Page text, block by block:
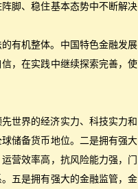
脚、稳住基本态势中不断解决
有机整体。中国特色金融发展
，在实践中继续探索完善，使
世界的经济实力、科技实力和
储备货币地位。二是拥有强大
营效率高，抗风险能力强，门
五是拥有强大的金融监管，金